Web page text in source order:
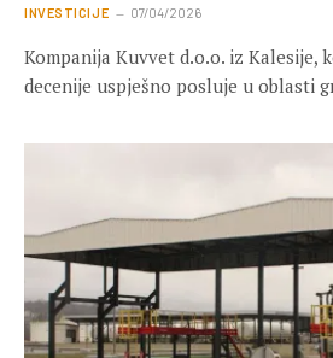
INVESTICIJE 07/04/2026
Kompanija Kuvvet d.o.o. iz Kalesije,
decenije uspješno posluje u oblasti